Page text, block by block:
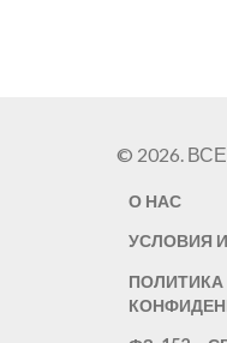
© 2026.
О НАС
УСЛОВИЯ
ПОЛИТИКА